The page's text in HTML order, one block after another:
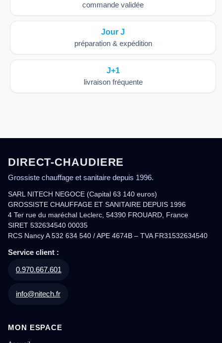
commande validée
Jour J
préparation & expédition
J+1
livraison fréquente
DIRECT-CHAUDIERE
Grossiste chauffage et sanitaire depuis 1996.
SARL NITECH NEGOCE (Capital 63 140 euros)
GROSSISTE CHAUFFAGE ET SANITAIRE DEPUIS 1996
4 Ter rue du maréchal Leclerc, 54390 FROUARD, France
SIRET 532634540 00035
RCS Nancy A 532 634 540 / APE 4674B – TVA FR31532634540
Service client :
0.970.667.601
info@nitech.fr
MON ESPACE